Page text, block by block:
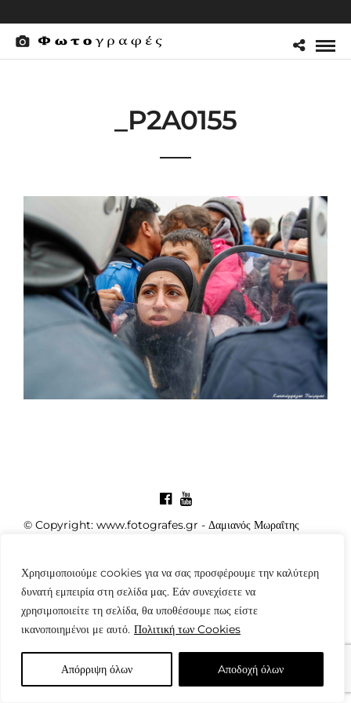
Χρησιμοποιούμε cookies για να σας προσφέρουμε την καλύτερη
δυνατή εμπειρία στη σελίδα μας. Εάν συνεχίσετε να
χρησιμοποιείτε τη σελίδα, θα υποθέσουμε πως είστε
ικανοποιημένοι με αυτό. Πολιτική των Cookies
Απόρριψη όλων Aποδοχή όλων
_P2A0155
© Copyright: www.fotografes.gr - Δαμιανός Μωραΐτης